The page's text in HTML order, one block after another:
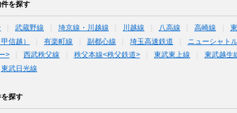
を探す
武蔵野線 埼京線・川越線 川越線 八高線 高崎線
信越） 有楽町線 副都心線 埼玉高速鉄道 ニューシャト
> 西武秩父線 秩父本線<秩父鉄道> 東武東上線 東武越生
東武日光線
探す